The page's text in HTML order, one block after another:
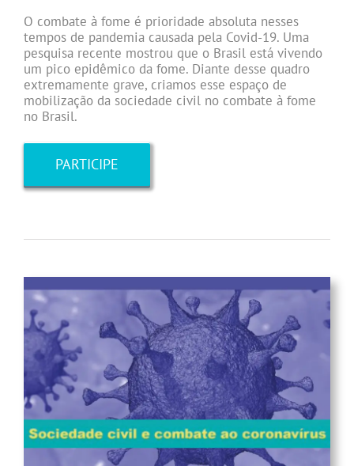
O combate à fome é prioridade absoluta nesses
tempos de pandemia causada pela Covid-19. Uma
pesquisa recente mostrou que o Brasil está vivendo
um pico epidêmico da fome. Diante desse quadro
extremamente grave, criamos esse espaço de
mobilização da sociedade civil no combate à fome
no Brasil.
PARTICIPE